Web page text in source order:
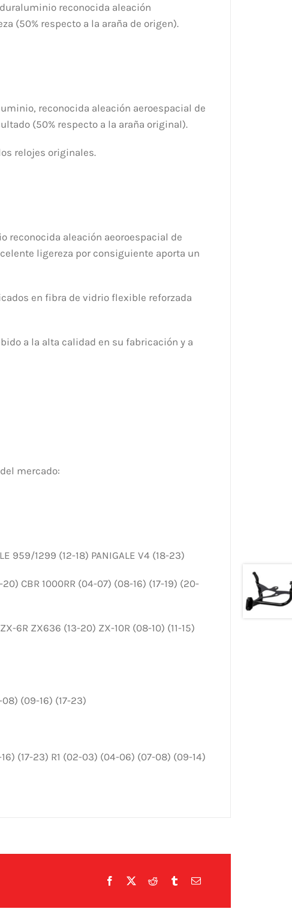
duraluminio reconocida aleación
(50% respecto a la araña de origen).
reconocida aleación aeroespacial de
(50% respecto a la araña original).
relojes originales.
reconocida aleación aeoroespacial de
ligereza por consiguiente aporta un
en fibra de vidrio flexible reforzada
a la alta calidad en su fabricación y a
mercado:
959/1299 (12-18) PANIGALE V4 (18-23)
CBR 1000RR (04-07) (08-16) (17-19) (20-
6R ZX636 (13-20) ZX-10R (08-10) (11-15)
(09-16) (17-23)
(17-23) R1 (02-03) (04-06) (07-08) (09-14)